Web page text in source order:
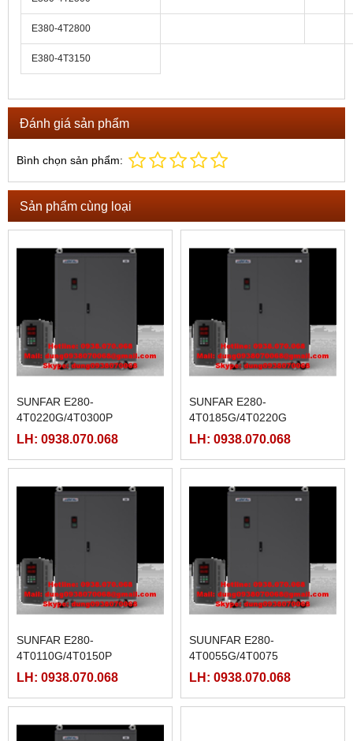
E380-4T2800
E380-4T3150
Đánh giá sản phẩm
Bình chọn sản phẩm:
Sản phẩm cùng loại
SUNFAR E280-
4T0220G/4T0300P
LH: 0938.070.068
SUNFAR E280-
4T0185G/4T0220G
LH: 0938.070.068
SUNFAR E280-
4T0110G/4T0150P
LH: 0938.070.068
SUUNFAR E280-
4T0055G/4T0075
LH: 0938.070.068